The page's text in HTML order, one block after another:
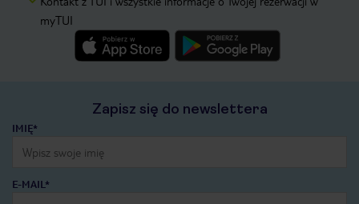
myTUI
Zapisz się do newslettera
IMIĘ*
E-MAIL*